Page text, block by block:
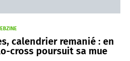
calendrier remanié : en
cross poursuit sa mue